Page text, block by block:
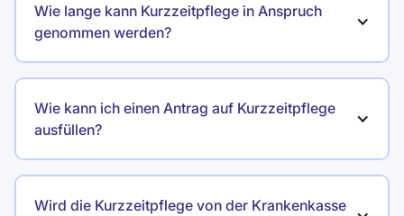
Wie lange kann Kurzzeitpflege in Anspruch
genommen werden?
Wie kann ich einen Antrag auf Kurzzeitpflege
ausfüllen?
Wird die Kurzzeitpflege von der Krankenkasse